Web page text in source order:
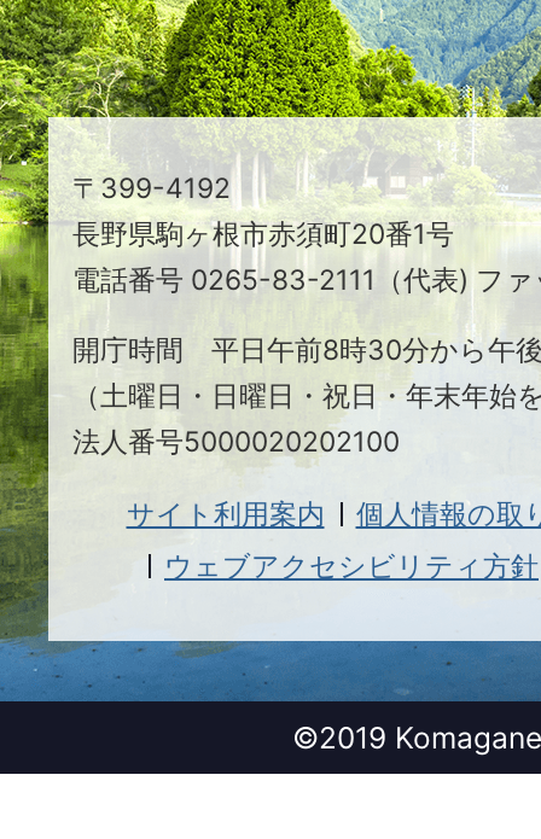
る
ま
ち
駒
ヶ
根
市
〒399-4192
長野県駒ヶ根市赤須町20番1号
電話番号 0265-83-2111（代表) フ
開庁時間 平日午前8時30分から午
（土曜日・日曜日・祝日・年末年始
法人番号5000020202100
サイト利用案内
個人情報の取
ウェブアクセシビリティ方針
©2019